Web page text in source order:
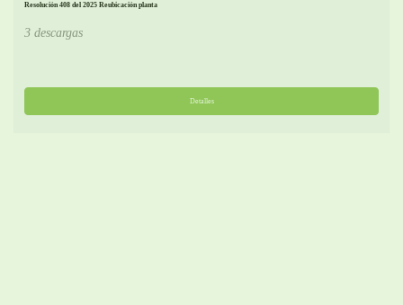
Resolución 408 del 2025 Reubicación planta
3 descargas
Detalles